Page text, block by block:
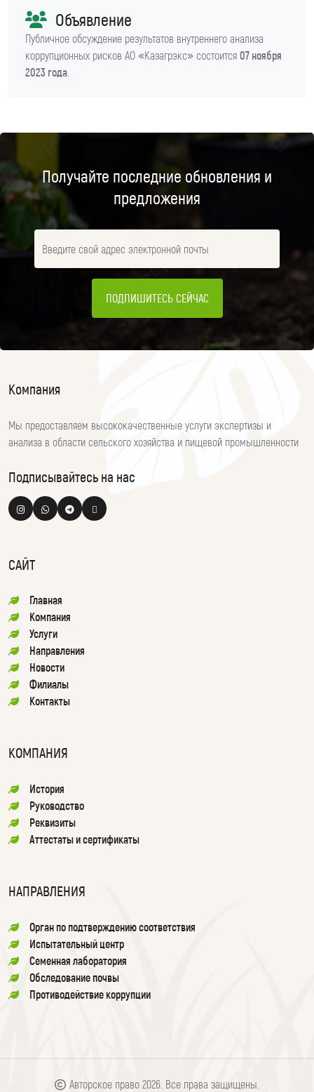
Объявление
Публичное обсуждение результатов внутреннего анализа
коррупционных рисков АО «Казагрэкс» состоится 07 ноября
2023 года
Получайте последние обновления и
предложения
ПОДПИШИТЕСЬ СЕЙЧАС
Компания
Мы предоставляем высококачественные услуги экспертизы и
анализа в области сельского хозяйства и пищевой промышленности
Подписывайтесь на нас
САЙТ
Главная
Компания
Услуги
Направления
Новости
Филиалы
Контакты
КОМПАНИЯ
История
Руководство
Реквизиты
Аттестаты и сертификаты
НАПРАВЛЕНИЯ
Орган по подтверждению соответствия
Испытательный центр
Семенная лаборатория
Обследование почвы
Противодействие коррупции
Авторское право 2026. Все права защищены.